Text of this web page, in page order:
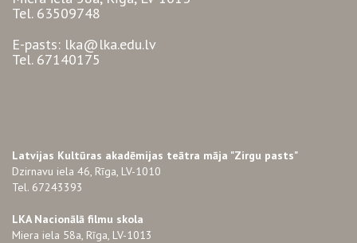
Tel. 63509748
E-pasts: lka@lka.edu.lv
Tel. 67140175
Latvijas Kultūras akadēmijas teātra māja "Zirgu pasts"
Dzirnavu iela 46, Rīga, LV-1010
Tel. 67243393
LKA Nacionālā filmu skola
Miera iela 58a, Rīga, LV-1013